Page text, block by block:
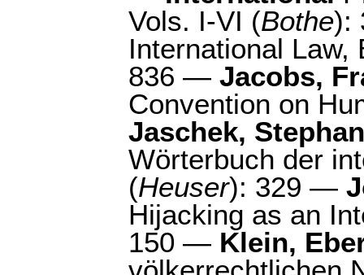
Vols. I-VI (Bothe):
International Law,
836 — Jacobs,
Convention on
Jaschek, Stephan
Wörterbuch der
(Heuser): 329 —
Hijacking as an
150 — Klein,